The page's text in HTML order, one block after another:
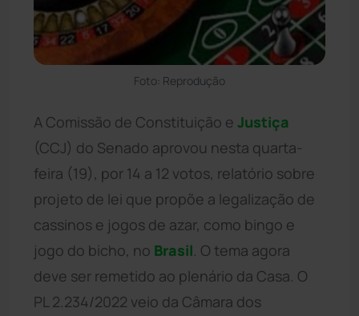
Foto: Reprodução
A Comissão de Constituição e Justiça
(CCJ) do Senado aprovou nesta quarta-
feira (19), por 14 a 12 votos, relatório sobre
projeto de lei que propõe a legalização de
cassinos e jogos de azar, como bingo e
jogo do bicho, no Brasil . O tema agora
deve ser remetido ao plenário da Casa. O
PL 2.234/2022 veio da Câmara dos